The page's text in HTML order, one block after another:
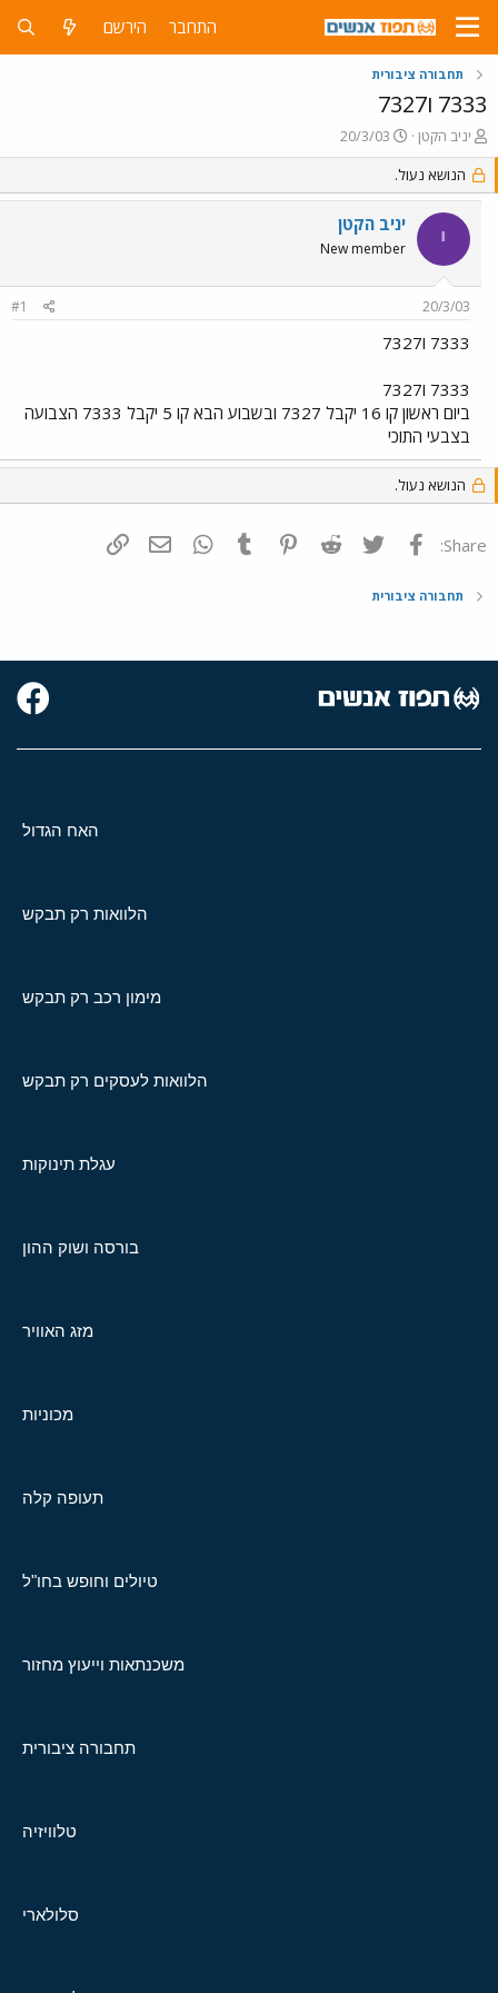
התחבר הירשם
תחבורה ציבורית
7333 ו7327
פ
ו
ת
ח
נ
יניב הקטן
פ
ו
ס
ם
ב
ת
ך
20/3/03
הנושא נעול.
י יניב הקטן
New member
20/3/03
#1
7333 ו7327
7333 ו7327
ביום ראשון קו 16 יקבל 7327 ובשבוע הבא קו 5 יקבל 7333 הצבועה
בצבעי התוכי
הנושא נעול.
Share: פייסבוק Twitter
Reddit
Pinterest
Tumblr
WhatsAppדואר אלקטרוני
תחבורה ציבורית
האח הגדול
הלוואות רק תבקש
מימון רכב רק תבקש
הלוואות לעסקים רק תבקש
עגלת תינוקות
בורסה ושוק ההון
מזג האוויר
מכוניות
תעופה קלה
טיולים וחופש בחו"ל
משכנתאות וייעוץ מחזור
תחבורה ציבורית
טלוויזיה
סלולארי